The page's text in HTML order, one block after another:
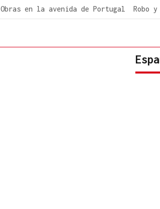
Obras en la avenida de Portugal Robo